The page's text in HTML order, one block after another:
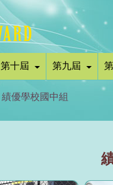
第十屆 第九屆
績優學校國中組